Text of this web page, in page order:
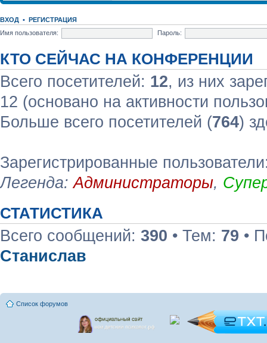
ВХОД • РЕГИСТРАЦИЯ
Имя пользователя:
Пароль:
КТО СЕЙЧАС НА КОНФЕРЕНЦИИ
Всего посетителей: 12, из них
12 (основано на активности
Больше всего посетителей (764)
Зарегистрированные
Легенда:Администраторы,
СТАТИСТИКА
Всего сообщений: 390 • Тем: 79 •
Станислав
Список форумов